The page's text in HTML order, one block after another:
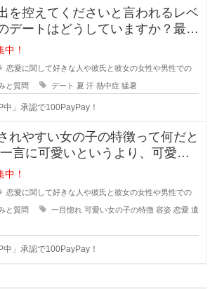
を控えてくださいと言われるレベ
デートはどうしていますか？最近
暑くて、一歩外に出
！
恋愛に関して好きな人や彼氏と彼女の女性や男性での
と質問 デート 夏 汗 熱中症 猛暑
中」承認で100PayPay！
れやすい女の子の特徴って何だと
言に可愛いというより、可愛い
でもいるのに(綺麗
！
恋愛に関して好きな人や彼氏と彼女の女性や男性での
と質問 一目惚れ 可愛い女の子の特徴 容姿 恋愛 遺
中」承認で100PayPay！